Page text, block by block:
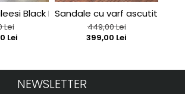
Black Patent
Lei
Lei
Sandale cu varf ascutit , din
449,00 Lei
399,00 Lei
NEWSLETTER